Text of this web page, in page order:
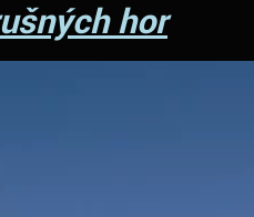
hor